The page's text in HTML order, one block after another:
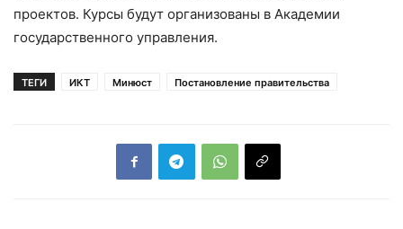
проектов. Курсы будут организованы в Академии
государственного управления.
ТЕГИ ИКТ Минюст Постановление правительства